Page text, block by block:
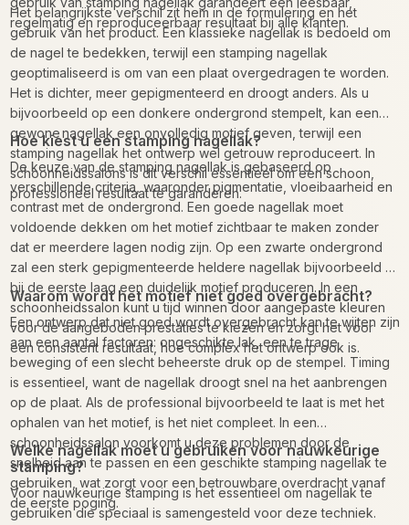
regelmatig en reproduceerbaar resultaat bij alle klanten.
Het belangrijkste verschil zit hem in de formulering en het
gebruik van het product. Een klassieke nagellak is bedoeld om
de nagel te bedekken, terwijl een stamping nagellak
geoptimaliseerd is om van een plaat overgedragen te worden.
Het is dichter, meer gepigmenteerd en droogt anders. Als u
bijvoorbeeld op een donkere ondergrond stempelt, kan een
gewone nagellak een onvolledig motief geven, terwijl een
stamping nagellak het ontwerp wel getrouw reproduceert. In
schoonheidssalons is dit verschil essentieel om een schoon,
professioneel resultaat te garanderen.
Hoe kiest u een stamping nagellak?
De keuze van de stamping nagellak is gebaseerd op
verschillende criteria, waaronder pigmentatie, vloeibaarheid en
contrast met de ondergrond. Een goede nagellak moet
voldoende dekken om het motief zichtbaar te maken zonder
dat er meerdere lagen nodig zijn. Op een zwarte ondergrond
zal een sterk gepigmenteerde heldere nagellak bijvoorbeeld al
bij de eerste laag een duidelijk motief produceren. In een
schoonheidssalon kunt u tijd winnen door aangepaste kleuren
voor de aangeboden prestaties te kiezen en zorgt het voor
een consistent resultaat, hoe complex het ontwerp ook is.
Waarom wordt het motief niet goed overgebracht?
Een ontwerp dat niet goed wordt overgebracht kan te wijten zijn
aan een aantal factoren: ongeschikte lak, een te trage
beweging of een slecht beheerste druk op de stempel. Timing
is essentieel, want de nagellak droogt snel na het aanbrengen
op de plaat. Als de professional bijvoorbeeld te laat is met het
ophalen van het motief, is het niet compleet. In een
schoonheidssalon voorkomt u deze problemen door de
snelheid aan te passen en een geschikte stamping nagellak te
gebruiken, wat zorgt voor een betrouwbare overdracht vanaf
de eerste poging.
Welke nagellak moet u gebruiken voor nauwkeurige
stamping?
Voor nauwkeurige stamping is het essentieel om nagellak te
gebruiken die speciaal is samengesteld voor deze techniek.